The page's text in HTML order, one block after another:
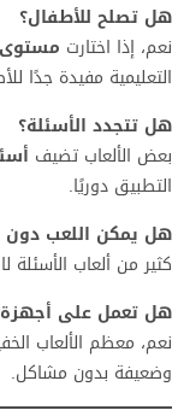
هل تصلح للأطفال؟
نعم، إذا اختارت
التعليمية مفيدة جدًا
هل تتجدد الأسئلة؟
بعض الألعاب تضيف
التطبيق دوريًا.
هل يمكن اللعب
كثير من ألعاب الأسئلة
هل تعمل على
نعم، معظم الألعاب
وضعيفة بدون مشاكل.